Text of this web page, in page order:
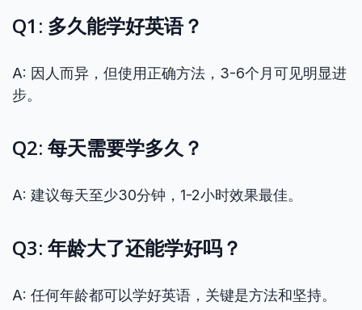
Q1: 多久能学好英语？
A: 因人而异，但使用正确方法，3-6个月可见明显进
步。
Q2: 每天需要学多久？
A: 建议每天至少30分钟，1-2小时效果最佳。
Q3: 年龄大了还能学好吗？
A: 任何年龄都可以学好英语，关键是方法和坚持。